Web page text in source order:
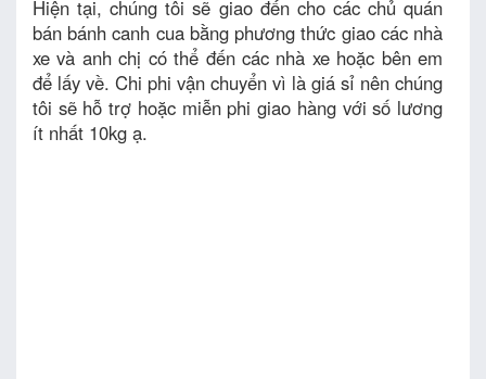
Hiện tại, chúng tôi sẽ giao đến cho các chủ quán
bán bánh canh cua bằng phương thức giao các nhà
xe và anh chị có thể đến các nhà xe hoặc bên em
để lấy về. Chi phi vận chuyển vì là giá sỉ nên chúng
tôi sẽ hỗ trợ hoặc miễn phi giao hàng với số lương
ít nhất 10kg ạ.